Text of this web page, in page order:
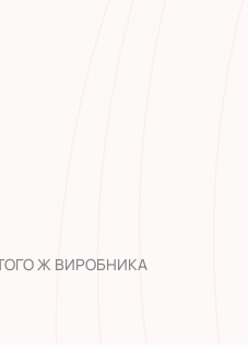
Ж ВИРОБНИКА